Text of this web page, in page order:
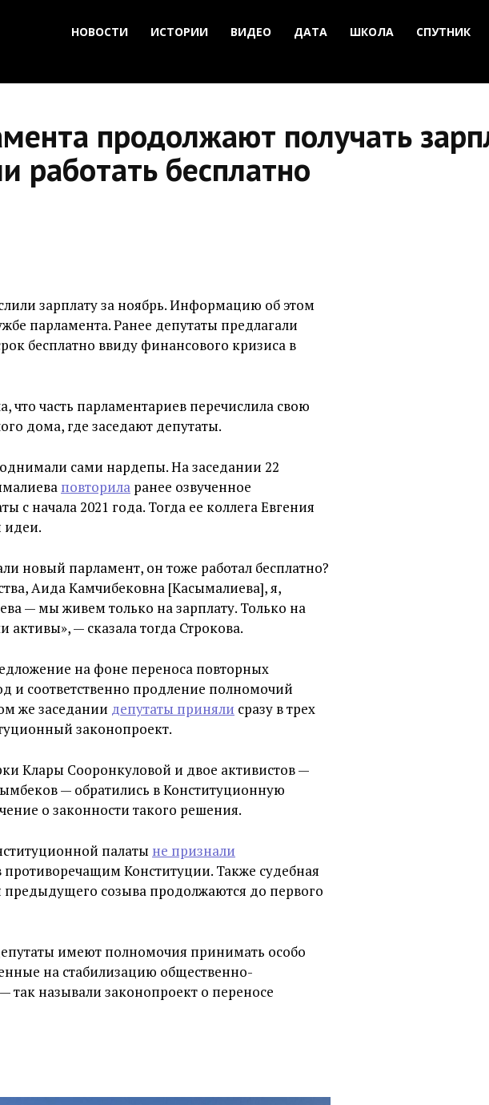
НОВОСТИ ИСТОРИИ ВИДЕО ДАТА ШКОЛА СПУТНИК
продолжают получать
работать бесплатно
зарплату за ноябрь. Информацию об этом
парламента. Ранее депутаты предлагали
бесплатно ввиду финансового кризиса в
что часть парламентариев перечислила свою
дома, где заседают депутаты.
сами нардепы. На заседании 22
повторила ранее озвученное
с начала 2021 года. Тогда ее коллега Евгения
идеи.
новый парламент, он тоже работал бесплатно?
Аида Камчибековна [Касымалиева], я,
— мы живем только на зарплату. Только на
— сказала тогда Строкова.
на фоне переноса повторных
и соответственно продление полномочий
же заседании депутаты приняли сразу в трех
законопроект.
Клары Сооронкуловой и двое активистов —
— обратились в Конституционную
о законности такого решения.
палаты не признали
Конституции. Также судебная
предыдущего созыва продолжаются до первого
имеют полномочия принимать особо
на стабилизацию общественно-
так называли законопроект о переносе